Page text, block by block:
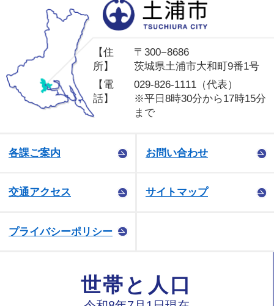
【住
所】
〒300−8686
茨城県土浦市大和町9番1号
【電
話】
029-826-1111（代表）
※平日8時30分から17時15分
まで
各課ご案内 お問い合わせ
交通アクセス サイトマップ
プライバシーポリシー